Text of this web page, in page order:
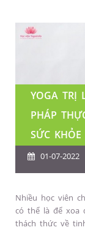
YOGA TRỊ
PHÁP
SỨC KHỎE
01-07-2022
Nhiều học viên
có thể là để xoa
thách thức về